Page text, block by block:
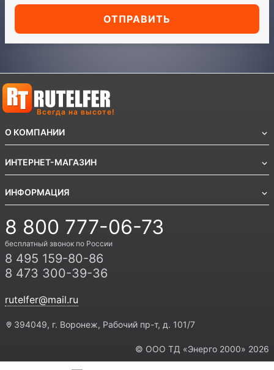
ОТПРАВИТЬ
О КОМПАНИИ
ИНТЕРНЕТ-МАГАЗИН
ИНФОРМАЦИЯ
Всегда на высоте!
8 800 777-06-73
бесплатный звонок по России
8 495 159-80-86
8 473 300-39-36
rutelfer@mail.ru
394049, г. Воронеж, Рабочий пр-т, д. 101/7
© ООО ТД «Энерго 2000» 2026